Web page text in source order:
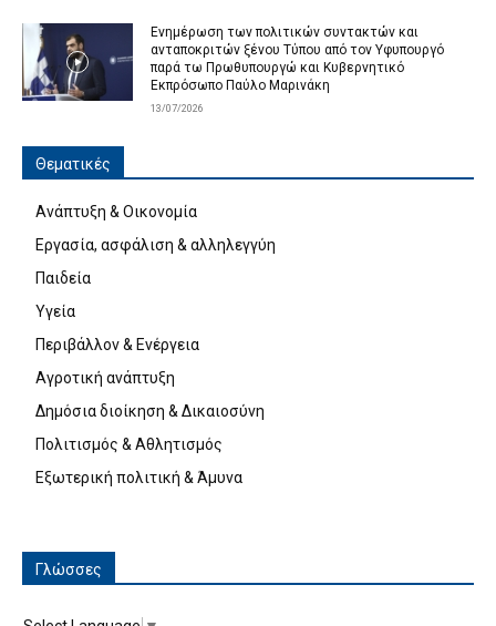
Ενημέρωση των πολιτικών συντακτών και
ανταποκριτών ξένου Τύπου από τον Υφυπουργό
παρά τω Πρωθυπουργώ και Κυβερνητικό
Εκπρόσωπο Παύλο Μαρινάκη
13/07/2026
Θεματικές
Ανάπτυξη & Οικονομία
Εργασία, ασφάλιση & αλληλεγγύη
Παιδεία
Υγεία
Περιβάλλον & Ενέργεια
Αγροτική ανάπτυξη
Δημόσια διοίκηση & Δικαιοσύνη
Πολιτισμός & Αθλητισμός
Εξωτερική πολιτική & Άμυνα
Γλώσσες